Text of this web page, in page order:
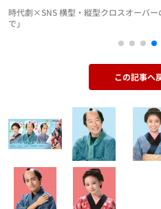
時代劇×SNS 横型・縦型クロスオーバ
で」
この記事へ